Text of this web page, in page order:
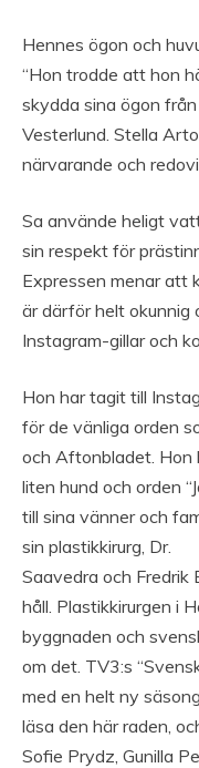
Hennes ögon och
“Hon trodde att hon
skydda sina ögon
Vesterlund. Stella
närvarande och
Sa använde heligt
sin respekt för
Expressen menar att
är därför helt okunnig
Instagram-gillar och
Hon har tagit till
för de vänliga orden
och Aftonbladet. Hon
liten hund och orden
till sina vänner och
sin plastikkirurg, Dr.
Saavedra och Fredrik
håll. Plastikkirurgen i
byggnaden och
om det. TV3:s
med en helt ny
läsa den här raden,
Sofie Prydz, Gunilla